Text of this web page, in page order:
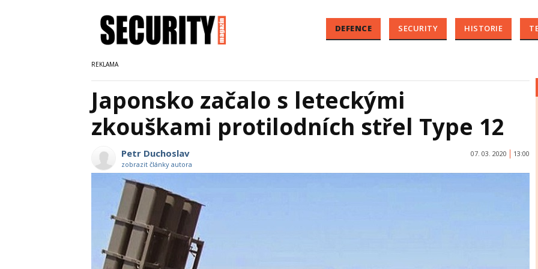
DEFENCE SECURITY HISTORIE
Japonsko začalo s leteckými
zkouškami protilodních střel Type 12
Petr Duchoslav
zobrazit články autora
07. 03. 2020 13:00